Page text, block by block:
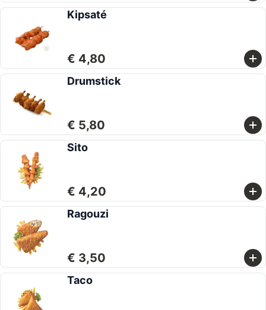
Kipsaté
€ 4,80
Drumstick
€ 5,80
Sito
€ 4,20
Ragouzi
€ 3,50
Taco